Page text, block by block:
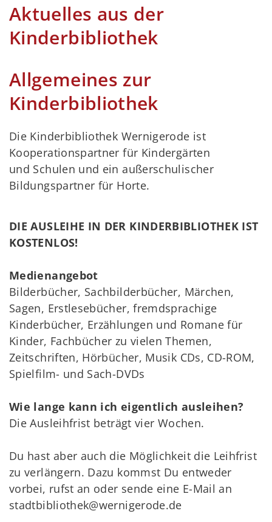
Aktuelles aus der
Kinderbibliothek
Allgemeines zur
Kinderbibliothek
Die Kinderbibliothek Wernigerode ist
Kooperationspartner für Kindergärten
und Schulen und ein außerschulischer
Bildungspartner für Horte.
DIE AUSLEIHE IN DER KINDERBIBLIOTHEK IST
KOSTENLOS!
Medienangebot
Bilderbücher, Sachbilderbücher, Märchen,
Sagen, Erstlesebücher, fremdsprachige
Kinderbücher, Erzählungen und Romane für
Kinder, Fachbücher zu vielen Themen,
Zeitschriften, Hörbücher, Musik CDs, CD-ROM,
Spielfilm- und Sach-DVDs
Wie lange kann ich eigentlich ausleihen?
Die Ausleihfrist beträgt vier Wochen.
Du hast aber auch die Möglichkeit die Leihfrist
zu verlängern. Dazu kommst Du entweder
vorbei, rufst an oder sende eine E-Mail an
stadtbibliothek@wernigerode.de